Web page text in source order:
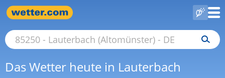
Das Wetter heute in Lauterbach